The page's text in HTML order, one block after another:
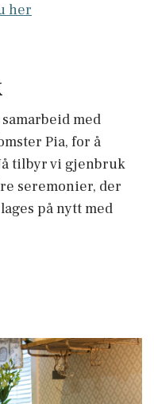
her
med
Pia, for å
tilbyr vi gjenbruk
seremonier, der
på nytt med